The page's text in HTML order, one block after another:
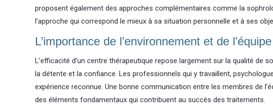
proposent également des approches complémentaires comme la
l’approche qui correspond le mieux à sa situation personnelle et à ses
L’importance de l’environnement et de
L’efficacité d’un centre thérapeutique repose largement sur la qualité
la détente et la confiance. Les professionnels qui y travaillent,
expérience reconnue. Une bonne communication entre les membres de
des éléments fondamentaux qui contribuent au succès des traitements.